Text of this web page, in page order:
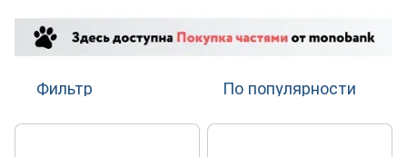
Фильтр По популярности